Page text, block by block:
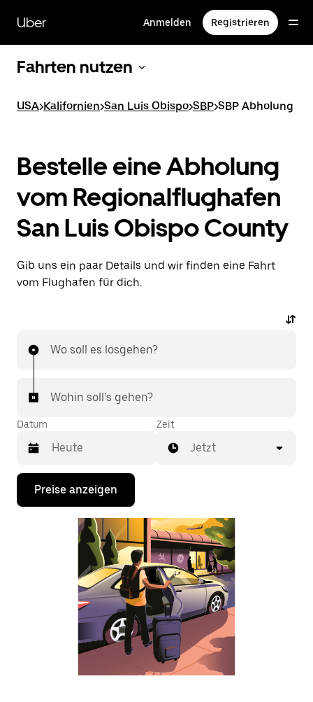
zum
Hauptinhalt
Uber Anmelden Registrieren
Fahrten nutzen
USA>Kalifornien>San Luis Obispo>SBP>SBP Abholung
Bestelle eine Abholung
vom Regionalflughafen
San Luis Obispo County
Gib uns ein paar Details und wir finden eine Fahrt
vom Flughafen für dich.
Wo soll es losgehen?
Wohin soll’s gehen?
Datum
Drücke
Nach-
auszuwählen.
Zeit
Jetzt
Preise anzeigen